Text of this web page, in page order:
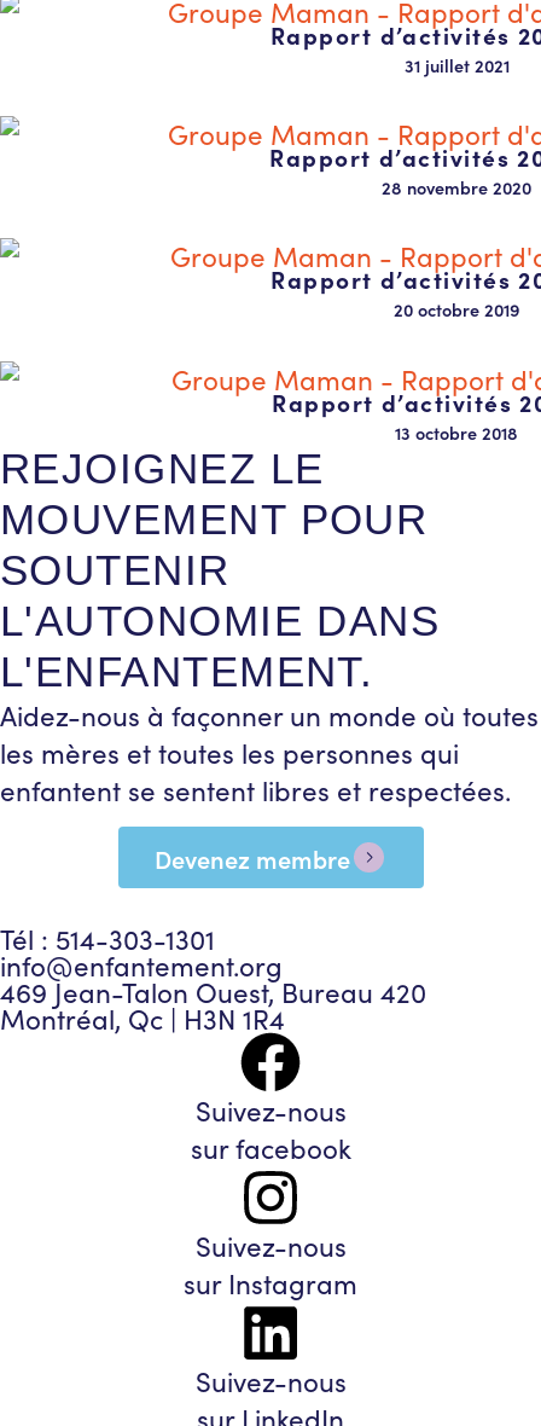
Rapport d’activités
31 juillet 2021
Rapport d’activités
28 novembre 2020
Rapport d’activités
20 octobre 2019
Rapport d’activités
13 octobre 2018
REJOIGNEZ LE
MOUVEMENT POUR
SOUTENIR
L'AUTONOMIE DANS
L'ENFANTEMENT.
Aidez-nous à façonner un monde où toutes
les mères et toutes les personnes qui
enfantent se sentent libres et respectées.
Devenez membre
Tél : 514-303-1301
info@enfantement.org
469 Jean-Talon Ouest, Bureau 420
Montréal, Qc | H3N 1R4
Suivez-nous
sur facebook
Suivez-nous
sur Instagram
Suivez-nous